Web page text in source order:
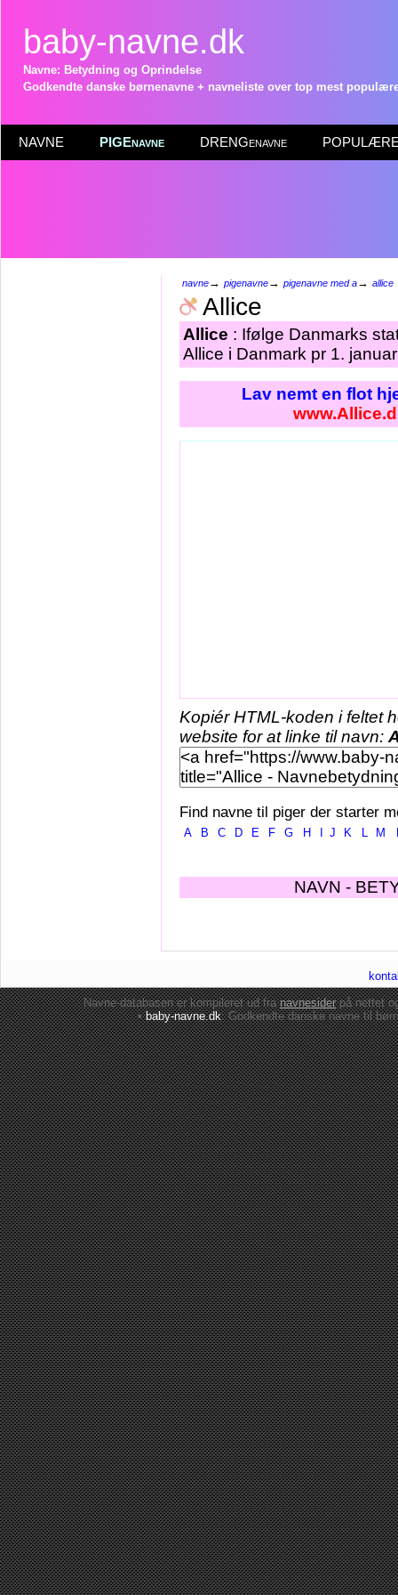
baby-navne.dk
Navne: Betydning og Oprindelse
Godkendte danske børnenavne + navneliste over top mest
NAVNE PIGEnavne DRENGenavne POPULÆRE
navne→ pigenavne→ pigenavne med a→ allice
Allice
Allice : Ifølge Danmarks
Allice i Danmark pr 1.
Lav nemt en flot
Kopiér HTML-koden i feltet
website for at linke til navn:
Find navne til piger der starter
A B C D E F G H J K L M
NAVN -
Navne-databasen er kompileret ud franavnesiderpå nettet
•baby-navne.dk: Godkendte danskenavne til børn